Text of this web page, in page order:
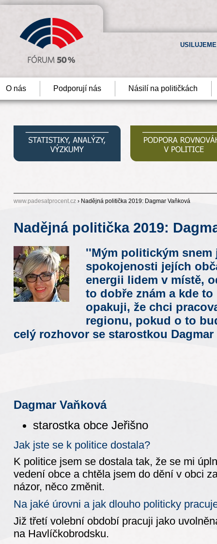
O nás Podporují nás Násilí na političkách
www.padesatprocent.cz › Nadějná politička 2019: Dagmar Vaňková
Nadějná politička 2019:
''Mým politickým snem
spokojenosti jejích
energii lidem v místě,
to dobře znám a kde
opakuji, že chci
regionu, pokud o to
celý rozhovor se starostkou
Dagmar Vaňková
starostka obce Jeřišno
Jak jste se k politice dostala?
K politice jsem se dostala tak, že se mi
vedení obce a chtěla jsem do dění v obci
názor, něco změnit.
Na jaké úrovni a jak dlouho politicky
Již třetí volební období pracuji jako
na Havlíčkobrodsku.